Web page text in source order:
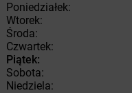
Poniedziałek:
Wtorek:
Środa:
Czwartek:
Piątek:
Sobota:
Niedziela: